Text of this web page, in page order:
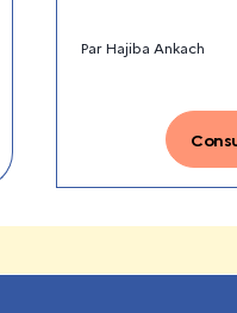
ParHajiba Ankach